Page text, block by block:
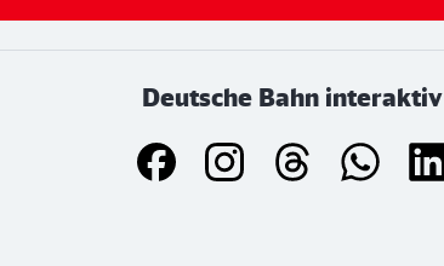
Deutsche Bahn interaktiv